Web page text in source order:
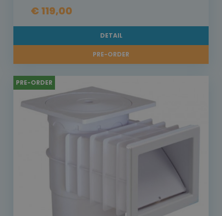
€ 119,00
DETAIL
PRE-ORDER
PRE-ORDER